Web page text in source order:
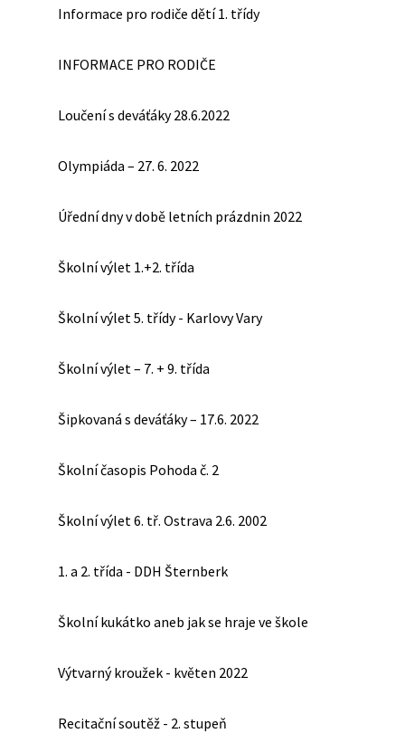
Informace pro rodiče dětí 1. třídy
INFORMACE PRO RODIČE
Loučení s deváťáky 28.6.2022
Olympiáda – 27. 6. 2022
Úřední dny v době letních prázdnin 2022
Školní výlet 1.+2. třída
Školní výlet 5. třídy - Karlovy Vary
Školní výlet – 7. + 9. třída
Šipkovaná s deváťáky – 17.6. 2022
Školní časopis Pohoda č. 2
Školní výlet 6. tř. Ostrava 2.6. 2002
1. a 2. třída - DDH Šternberk
Školní kukátko aneb jak se hraje ve škole
Výtvarný kroužek - květen 2022
Recitační soutěž - 2. stupeň